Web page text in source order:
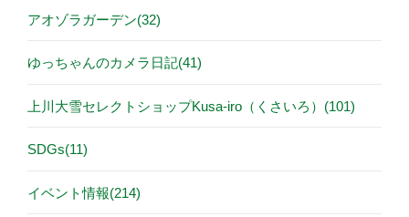
アオゾラガーデン(32)
ゆっちゃんのカメラ日記(41)
上川大雪セレクトショップKusa-iro（くさいろ）(101)
SDGs(11)
イベント情報(214)